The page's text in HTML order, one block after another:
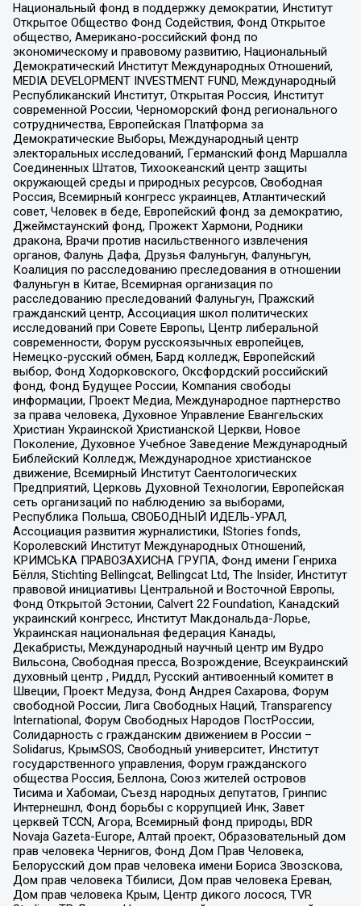
Национальный фонд в поддержку демократии, Институт
Открытое Общество Фонд Содействия, Фонд Открытое
общество, Американо-российский фонд по
экономическому и правовому развитию, Национальный
Демократический Институт Международных Отношений,
MEDIA DEVELOPMENT INVESTMENT FUND, Международный
Республиканский Институт, Открытая Россия, Институт
современной России, Черноморский фонд регионального
сотрудничества, Европейская Платформа за
Демократические Выборы, Международный центр
электоральных исследований, Германский фонд Маршалла
Соединенных Штатов, Тихоокеанский центр защиты
окружающей среды и природных ресурсов, Свободная
Россия, Всемирный конгресс украинцев, Атлантический
совет, Человек в беде, Европейский фонд за демократию,
Джеймстаунский фонд, Прожект Хармони, Родники
дракона, Врачи против насильственного извлечения
органов, Фалунь Дафа, Друзья Фалуньгун, Фалуньгун,
Коалиция по расследованию преследования в отношении
Фалуньгун в Китае, Всемирная организация по
расследованию преследований Фалуньгун, Пражский
гражданский центр, Ассоциация школ политических
исследований при Совете Европы, Центр либеральной
современности, Форум русскоязычных европейцев,
Немецко-русский обмен, Бард колледж, Европейский
выбор, Фонд Ходорковского, Оксфордский российский
фонд, Фонд Будущее России, Компания свободы
информации, Проект Медиа, Международное партнерство
за права человека, Духовное Управление Евангельских
Христиан Украинской Христианской Церкви, Новое
Поколение, Духовное Учебное Заведение Международный
Библейский Колледж, Международное христианское
движение, Всемирный Институт Саентологических
Предприятий, Церковь Духовной Технологии, Европейская
сеть организаций по наблюдению за выборами,
Республика Польша, СВОБОДНЫЙ ИДЕЛЬ-УРАЛ,
Ассоциация развития журналистики, IStories fonds,
Королевский Институт Международных Отношений,
КРИМСЬКА ПРАВОЗАХИСНА ГРУПА, Фонд имени Генриха
Бёлля, Stichting Bellingcat, Bellingcat Ltd, The Insider, Институт
правовой инициативы Центральной и Восточной Европы,
Фонд Открытой Эстонии, Calvert 22 Foundation, Канадский
украинский конгресс, Институт Макдональда-Лорье,
Украинская национальная федерация Канады,
Декабристы, Международный научный центр им Вудро
Вильсона, Свободная пресса, Возрождение, Всеукраинский
духовный центр , Риддл, Русский антивоенный комитет в
Швеции, Проект Медуза, Фонд Андрея Сахарова, Форум
свободной России, Лига Свободных Наций, Transparеncy
International, Форум Свободных Народов ПостРоссии,
Солидарность с гражданским движением в России –
Solidarus, КрымSOS, Свободный университет, Институт
государственного управления, Форум гражданского
общества Россия, Беллона, Союз жителей островов
Тисима и Хабомаи, Съезд народных депутатов, Гринпис
Интернешнл, Фонд борьбы с коррупцией Инк, Завет
церквей TCCN, Агора, Всемирный фонд природы, BDR
Novaja Gazeta-Europe, Алтай проект, Образовательный дом
прав человека Чернигов, Фонд Дом Прав Человека,
Белорусский дом прав человека имени Бориса Звозскова,
Дом прав человека Тбилиси, Дом прав человека Ереван,
Дом прав человека Крым, Центр дикого лосося, TVR